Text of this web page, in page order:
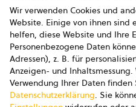
AGB
AGB
Wir verwenden Cookies und
Website. Einige von ihnen sind
helfen, diese Website und Ihre
Personenbezogene Daten
Adressen), z. B. für
Anzeigen- und Inhaltsmessung.
Verwendung Ihrer Daten finden
Datenschutzerklärung. Sie